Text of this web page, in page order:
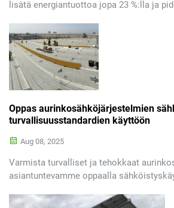
lisätä energiantuottoa jopa 23 %:lla ja
tuulen kestävyydestä ja määräysten
Hanki ilmainen aurinkopaneelien
Oppas aurinkosähköjärjestelmien
turvallisuusstandardien käyttöön
Aug 08, 2025
Varmista turvalliset ja tehokkaat
asiantuntevamme oppaalla
Suojaa järjestelmäsi ja noudattaa